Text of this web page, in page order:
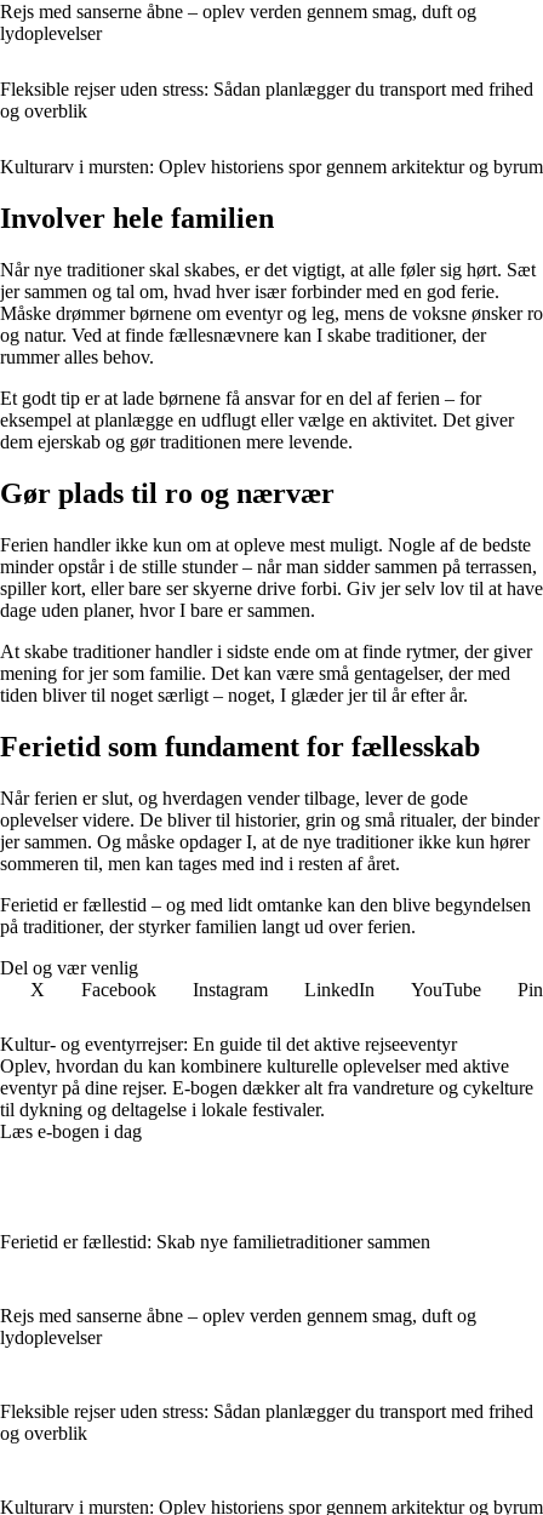
Rejs med sanserne åbne – oplev verden gennem smag, duft og
lydoplevelser
Fleksible rejser uden stress: Sådan planlægger du transport med frihed
og overblik
Kulturarv i mursten: Oplev historiens spor gennem arkitektur og byrum
Involver hele familien
Når nye traditioner skal skabes, er det vigtigt, at alle føler sig hørt. Sæt
jer sammen og tal om, hvad hver især forbinder med en god ferie.
Måske drømmer børnene om eventyr og leg, mens de voksne ønsker ro
og natur. Ved at finde fællesnævnere kan I skabe traditioner, der
rummer alles behov.
Et godt tip er at lade børnene få ansvar for en del af ferien – for
eksempel at planlægge en udflugt eller vælge en aktivitet. Det giver
dem ejerskab og gør traditionen mere levende.
Gør plads til ro og nærvær
Ferien handler ikke kun om at opleve mest muligt. Nogle af de bedste
minder opstår i de stille stunder – når man sidder sammen på terrassen,
spiller kort, eller bare ser skyerne drive forbi. Giv jer selv lov til at have
dage uden planer, hvor I bare er sammen.
At skabe traditioner handler i sidste ende om at finde rytmer, der giver
mening for jer som familie. Det kan være små gentagelser, der med
tiden bliver til noget særligt – noget, I glæder jer til år efter år.
Ferietid som fundament for fællesskab
Når ferien er slut, og hverdagen vender tilbage, lever de gode
oplevelser videre. De bliver til historier, grin og små ritualer, der binder
jer sammen. Og måske opdager I, at de nye traditioner ikke kun hører
sommeren til, men kan tages med ind i resten af året.
Ferietid er fællestid – og med lidt omtanke kan den blive begyndelsen
på traditioner, der styrker familien langt ud over ferien.
Del og vær venlig
X
Facebook Instagram LinkedIn YouTube
Kultur- og eventyrrejser: En guide til det aktive rejseeventyr
Oplev, hvordan du kan kombinere kulturelle oplevelser med aktive
eventyr på dine rejser. E-bogen dækker alt fra vandreture og cykelture
til dykning og deltagelse i lokale festivaler.
Læs e-bogen i dag
Ferietid er fællestid: Skab nye familietraditioner sammen
Rejs med sanserne åbne – oplev verden gennem smag, duft og
lydoplevelser
Fleksible rejser uden stress: Sådan planlægger du transport med frihed
og overblik
Kulturarv i mursten: Oplev historiens spor gennem arkitektur og byrum